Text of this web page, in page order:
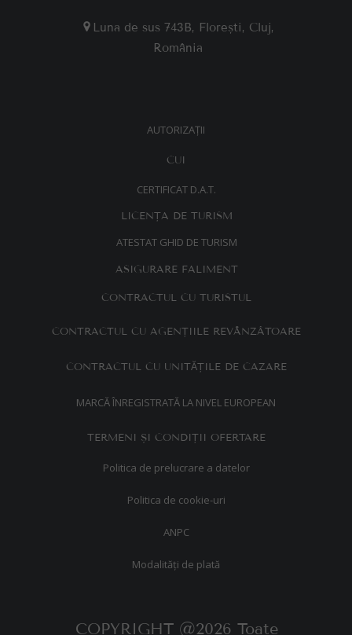
MARCĂ ÎNREGISTRATĂ LA NIVEL EUROPEAN
CONTRACTUL CU UNITĂȚILE DE CAZARE
CONTRACTUL CU AGENȚIILE REVÂNZĂTOARE
CONTRACTUL CU TURISTUL
ASIGURARE FALIMENT
TERMENI ȘI CONDIȚII OFERTARE
ATESTAT GHID DE TURISM
LICENȚA DE TURISM
CERTIFICAT D.A.T.
CUI
Politica de prelucrare a datelor
Politica de cookie-uri
ANPC
Modalități de plată
Luna de sus 743B, Florești, Cluj,
România
AUTORIZAȚII
COPYRIGHT @2026 Toate